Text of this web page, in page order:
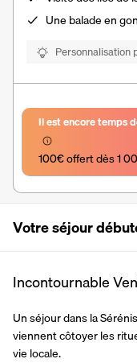
Une balade en
Personnalisation
Il est encore temps
100€ offert dès 1
Votre séjour
Incontournable
Un séjour dans la
viennent côtoyer les
vie locale.